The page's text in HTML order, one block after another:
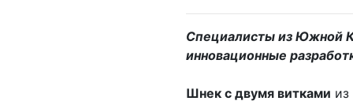
Специалисты из Южной
инновационные
Шнек с двумя витками